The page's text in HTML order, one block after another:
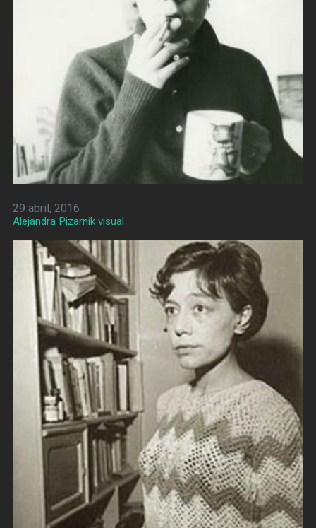
29 abril, 2016
Alejandra Pizarnik visual